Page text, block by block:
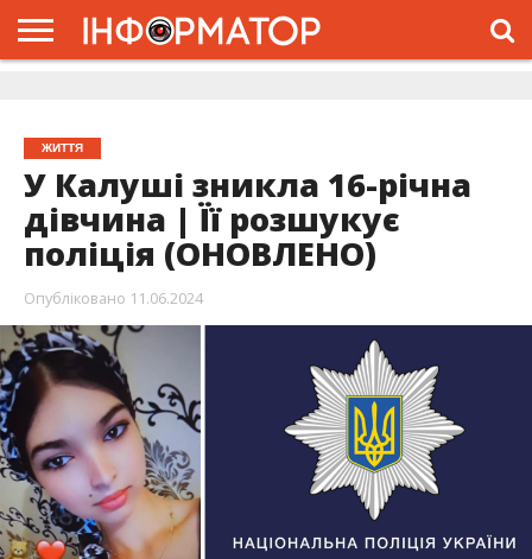
ЖИТТЯ
У Калуші зникла 16-річна
дівчина | Її розшукує
поліція (ОНОВЛЕНО)
Опубліковано 11.06.2024